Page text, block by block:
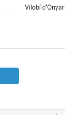
Vilobí d'Onyar